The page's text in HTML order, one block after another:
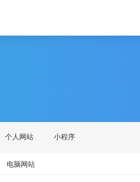
个人网站 小程序
电脑网站